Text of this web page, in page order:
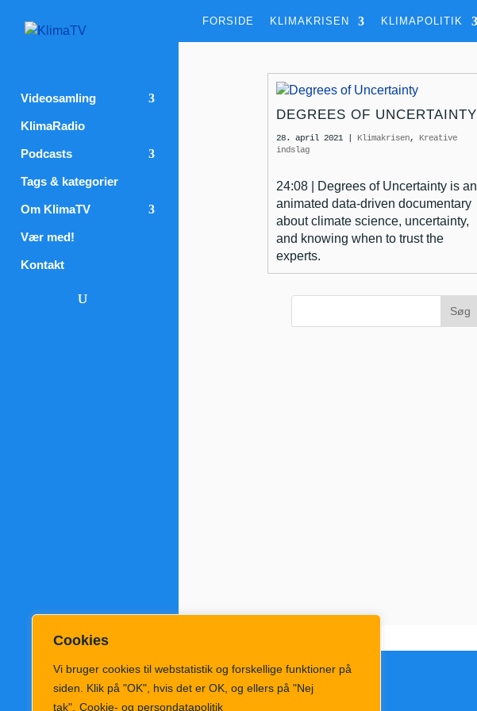
Cookies
Vi bruger cookies til webstatistik og forskellige funktioner på
siden. Klik på "OK", hvis det er OK, og ellers på "Nej
tak". Cookie- og persondatapolitik
FORSIDE KLIMAKRISEN KLIMAPOLITIK
Videosamling
KlimaRadio
Podcasts
Tags & kategorier
Om KlimaTV
Vær med!
Kontakt
DEGREES OF UNCERTAINTY
28. april 2021| Klimakrisen, Kreative
indslag
24:08 | Degrees of Uncertainty is an
animated data-driven documentary
about climate science, uncertainty,
and knowing when to trust the
experts.